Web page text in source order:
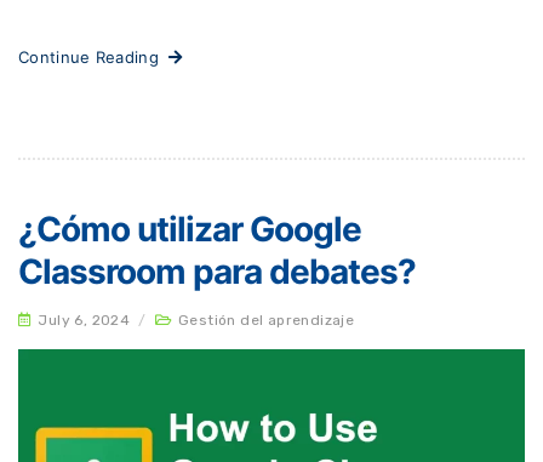
Continue Reading
¿Cómo utilizar Google
Classroom para debates?
July 6, 2024 / Gestión del aprendizaje